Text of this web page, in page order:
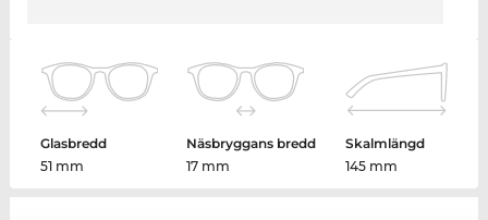
Glasbredd
51 mm
Näsbryggans bredd
17 mm
Skalmlängd
145 mm